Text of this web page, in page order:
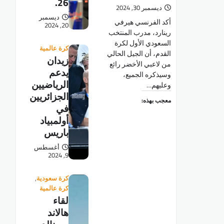
ديسمبر 30, 2024
أكد الفرنسي هيرفي
رينارد، مدرب المنتخب
السعودي الأول لكرة
القدم، أن الجيل الحالي
من لاعبي الأخضر رائع
وسيذكره الجميع،
وعليهم…
معجب بهذه:
ديسمبر
20, 2024
كرة عالمية
زيدان
يدعم
الرياضيين
الجزائريين
في
أولمبياد
باريس
أغسطس
9, 2024
كرة سعودية,
كرة عالمية
لقاء
هالاند